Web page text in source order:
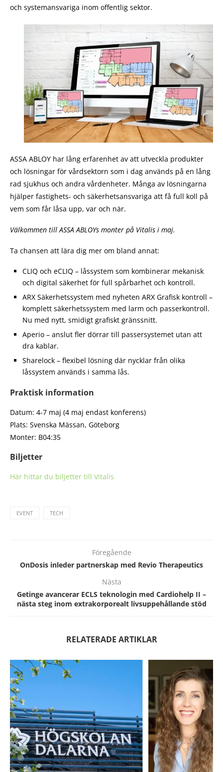
och systemansvariga inom offentlig sektor.
ASSA ABLOY har lång erfarenhet av att utveckla produkter
och lösningar för vårdsektorn som i dag används på en lång
rad sjukhus och andra vårdenheter. Många av lösningarna
hjälper fastighets- och säkerhetsansvariga att få full koll på
vem som får låsa upp, var och när.
Välkommen till ASSA ABLOYs monter på Vitalis i maj.
Ta chansen att lära dig mer om bland annat:
CLIQ och eCLIQ – låssystem som kombinerar mekanisk
och digital säkerhet för full spårbarhet och kontroll.
ARX Säkerhetssystem med nyheten ARX Grafisk kontroll –
komplett säkerhetssystem med larm och passerkontroll.
Nu med nytt, smidigt grafiskt gränssnitt.
Aperio – anslut fler dörrar till passersystemet utan att
dra kablar.
Sharelock – flexibel lösning där nycklar från olika
låssystem används i samma lås.
Praktisk information
Datum: 4-7 maj (4 maj endast konferens)
Plats: Svenska Mässan, Göteborg
Monter: B04:35
Biljetter
Här hittar du biljetter till Vitalis
EVENT TECH
Föregående
OnDosis inleder partnerskap med Revio Therapeutics
Nästa
Getinge avancerar ECLS teknologin med Cardiohelp II –
nästa steg inom extrakorporealt livsuppehållande stöd
RELATERADE ARTIKLAR